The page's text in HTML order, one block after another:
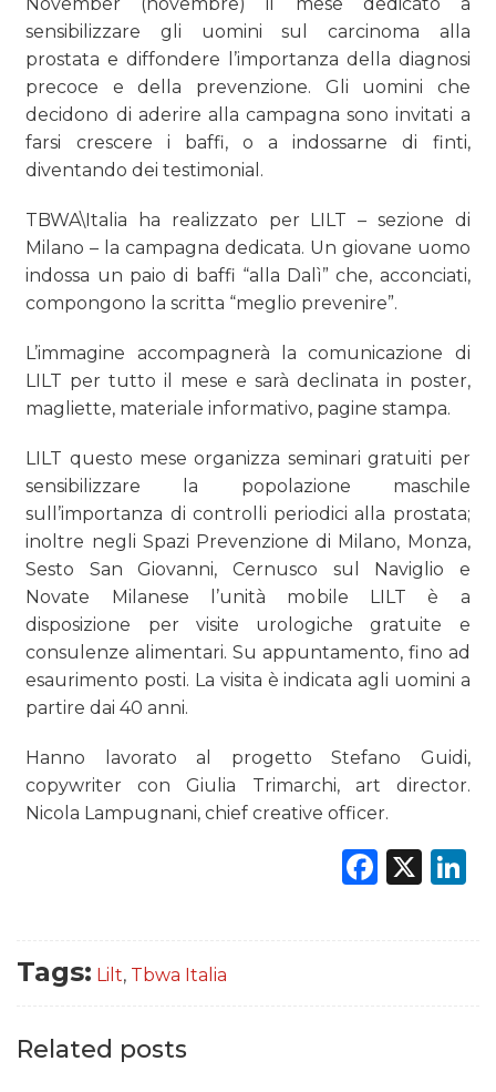
November (novembre) il mese dedicato a
sensibilizzare gli uomini sul carcinoma alla
prostata e diffondere l’importanza della diagnosi
precoce e della prevenzione. Gli uomini che
decidono di aderire alla campagna sono invitati a
farsi crescere i baffi, o a indossarne di finti,
diventando dei testimonial.
TBWA\Italia ha realizzato per LILT – sezione di
Milano – la campagna dedicata. Un giovane uomo
indossa un paio di baffi “alla Dalì” che, acconciati,
compongono la scritta “meglio prevenire”.
L’immagine accompagnerà la comunicazione di
LILT per tutto il mese e sarà declinata in poster,
magliette, materiale informativo, pagine stampa.
LILT questo mese organizza seminari gratuiti per
sensibilizzare la popolazione maschile
sull’importanza di controlli periodici alla prostata;
inoltre negli Spazi Prevenzione di Milano, Monza,
Sesto San Giovanni, Cernusco sul Naviglio e
Novate Milanese l’unità mobile LILT è a
disposizione per visite urologiche gratuite e
consulenze alimentari. Su appuntamento, fino ad
esaurimento posti. La visita è indicata agli uomini a
partire dai 40 anni.
Hanno lavorato al progetto Stefano Guidi,
copywriter con Giulia Trimarchi, art director.
Nicola Lampugnani, chief creative officer.
X
Tags: Lilt, Tbwa Italia
Related posts